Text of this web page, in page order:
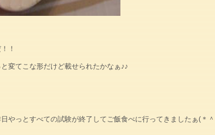
！
変てこな形だけど載せられたかなぁ♪♪
やっとすべての試験が終了してご飯食べに行ってきましたぁ(＊＾